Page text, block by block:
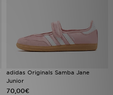
adidas Originals Samba Jane
Junior
70,00€